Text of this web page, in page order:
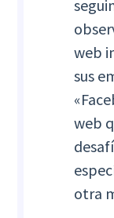
web
sus
web
otra